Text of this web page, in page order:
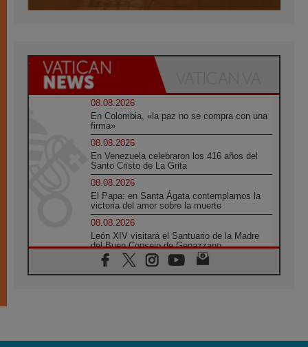
08.08.2026
En Colombia, «la paz no se compra con una
firma»
08.08.2026
En Venezuela celebraron los 416 años del
Santo Cristo de La Grita
08.08.2026
El Papa: en Santa Ágata contemplamos la
victoria del amor sobre la muerte
08.08.2026
León XIV visitará el Santuario de la Madre
del Buen Consejo de Genazzano
07.08.2026
Filipinas: el Vicariato Apostólico de Calapán
07.08.2026